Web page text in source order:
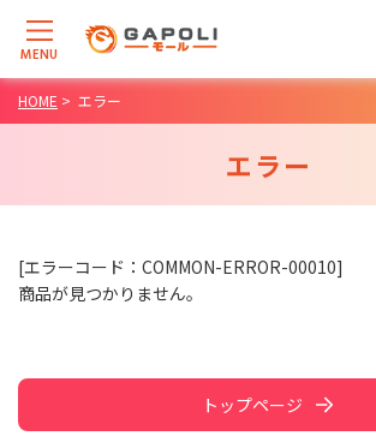
MENU
HOME > エラー
エラー
[エラーコード：COMMON-ERROR-00010]
商品が見つかりません。
トップページ